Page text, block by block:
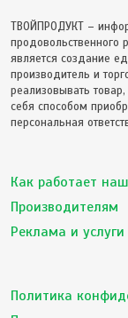
ТВОЙПРОДУКТ –
продовольственного
является создание
производитель и
реализовывать
себя способом
персональная
Как работает
Производителям
Реклама и услуги
Политика